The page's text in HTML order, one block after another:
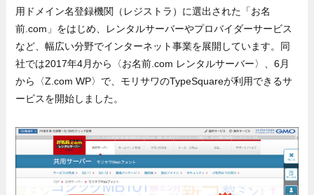
用ドメイン名登録機関（レジストラ）に選出された「お名
前.com」をはじめ、レンタルサーバーやプロバイダーサービス
など、幅広い分野でインターネット事業を展開しています。同
社では2017年4月から〈お名前.com レンタルサーバー〉、6月
から〈Z.com WP〉で、モリサワのTypeSquareが利用できるサ
ービスを開始しました。